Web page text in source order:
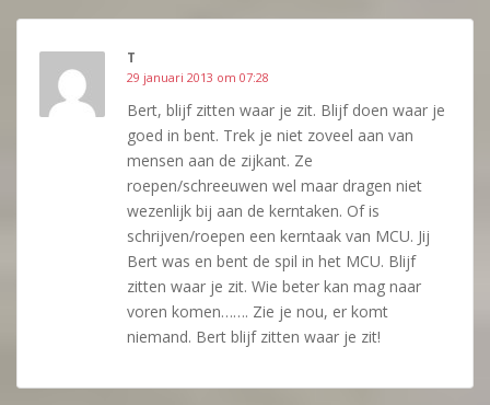
T
29 januari 2013 om 07:28
Bert, blijf zitten waar je zit. Blijf doen waar je
goed in bent. Trek je niet zoveel aan van
mensen aan de zijkant. Ze
roepen/schreeuwen wel maar dragen niet
wezenlijk bij aan de kerntaken. Of is
schrijven/roepen een kerntaak van MCU. Jij
Bert was en bent de spil in het MCU. Blijf
zitten waar je zit. Wie beter kan mag naar
voren komen……. Zie je nou, er komt
niemand. Bert blijf zitten waar je zit!